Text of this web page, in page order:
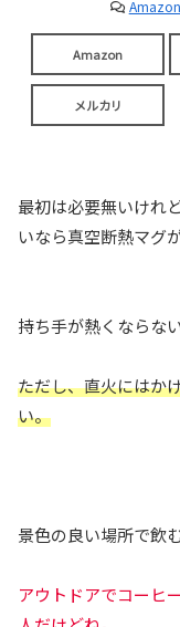
Amazon
メルカリ
最初は必要無いけれ
いなら真空断熱マグ
持ち手が熱くならな
ただし、直火にはか
い。
景色の良い場所で飲
アウトドアでコーヒ